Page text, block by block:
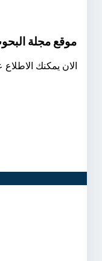
موقع مجلة
الان يمكنك